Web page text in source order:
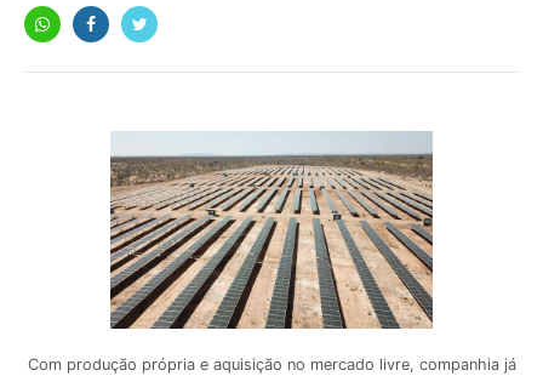
Com produção própria e aquisição no mercado livre, companhia já